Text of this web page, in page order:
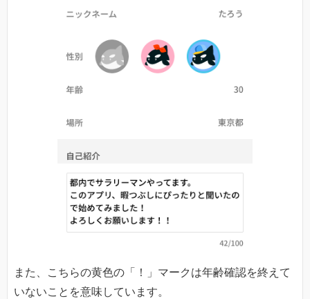
また、こちらの黄色の「！」マークは年齢確認を終えて
いないことを意味しています。